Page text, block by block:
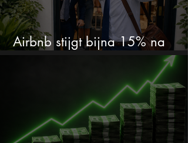
Airbnb stijgt bijna 15% na
cijfers: vooral dit AI-cijfer valt op